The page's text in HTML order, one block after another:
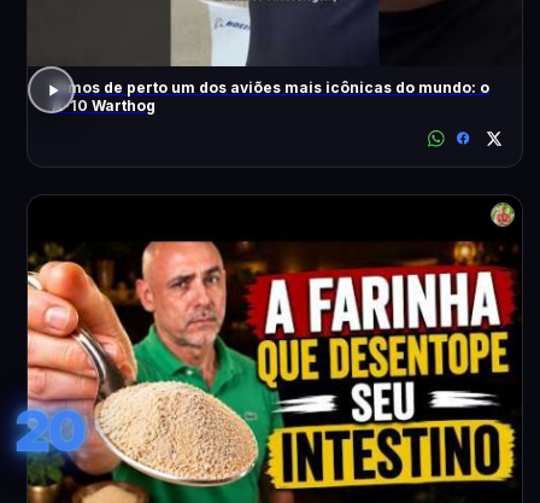
Vimos de perto um dos aviões mais icônicas do mundo: o
A-10 Warthog
20